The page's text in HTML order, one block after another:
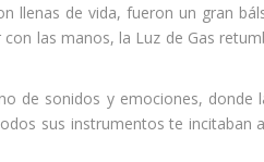
llenas de vida, fueron un gran
las manos, la Luz de Gas
de sonidos y emociones, donde
sus instrumentos te incitaban